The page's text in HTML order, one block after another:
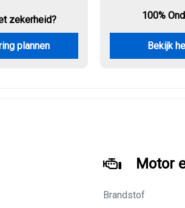
zekerheid?
plannen
100%
Bekijk
Motor
Brandstof